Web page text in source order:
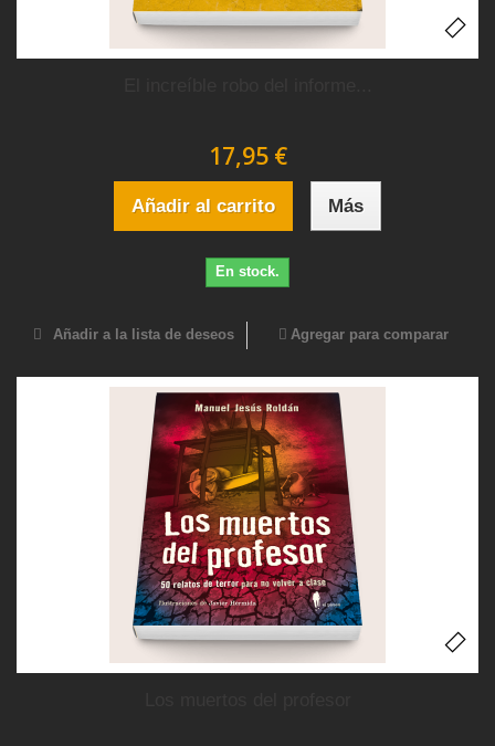
17,95 €
Añadir al carrito Más
En stock.
Añadir a la lista de deseos Agregar para comparar